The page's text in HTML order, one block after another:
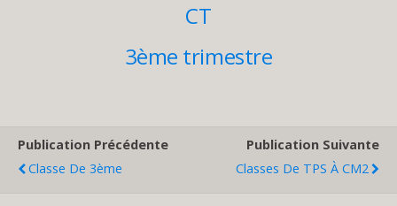
CT
3ème trimestre
Publication Précédente
Classe De 3ème
Publication Suivante
Classes De TPS À CM2